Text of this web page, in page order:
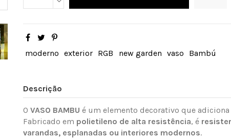
moderno exterior RGB new garden vaso Bambú
Descrição
OVASO BAMBU é um elemento decorativo que
Fabricado em polietileno de alta resistência, é
varandas, esplanadas ou interiores modernos.